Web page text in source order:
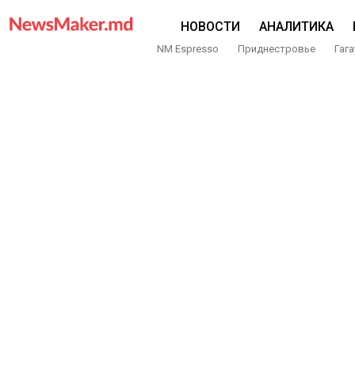
НОВОСТИ АНАЛИТИКА
NM Espresso Приднестровье